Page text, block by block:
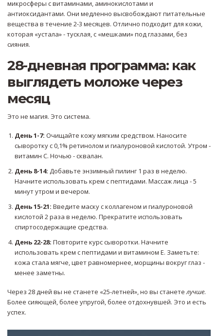
микросферы с витаминами, аминокислотами и
антиоксидантами. Они медленно высвобождают питательные
вещества в течение 2-3 месяцев. Отлично подходит для кожи,
которая «устала» - тусклая, с «мешками» под глазами, без
сияния.
28-дневная программа: как
выглядеть моложе через
месяц
Это не магия. Это система.
День 1-7: Очищайте кожу мягким средством. Наносите
сыворотку с 0,1% ретинолом и гиалуроновой кислотой. Утром -
витамин С. Ночью - сквалан.
День 8-14: Добавьте энзимный пилинг 1 раз в неделю.
Начните использовать крем с пептидами. Массаж лица - 5
минут утром и вечером.
День 15-21: Введите маску с коллагеном и гиалуроновой
кислотой 2 раза в неделю. Прекратите использовать
спиртосодержащие средства.
День 22-28: Повторите курс сыворотки. Начните
использовать крем с пептидами и витамином Е. Заметьте:
кожа стала мягче, цвет равномернее, морщины вокруг глаз -
менее заметны.
Через 28 дней вы не станете «25-летней», но вы станетелучше.
Более сияющей, более упругой, более отдохнувшей. Это и есть
успех.